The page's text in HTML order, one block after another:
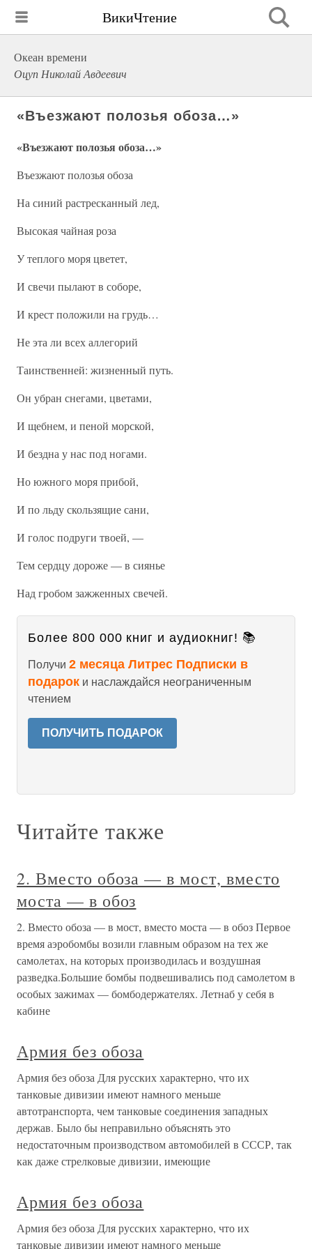
ВикиЧтение
Океан времени
Оцуп Николай Авдеевич
«Въезжают полозья обоза…»
«Въезжают полозья обоза…»
Въезжают полозья обоза
На синий растресканный лед,
Высокая чайная роза
У теплого моря цветет,
И свечи пылают в соборе,
И крест положили на грудь…
Не эта ли всех аллегорий
Таинственней: жизненный путь.
Он убран снегами, цветами,
И щебнем, и пеной морской,
И бездна у нас под ногами.
Но южного моря прибой,
И по льду скользящие сани,
И голос подруги твоей, —
Тем сердцу дороже — в сиянье
Над гробом зажженных свечей.
Более 800 000 книг и аудиокниг! 📚
Получи 2 месяца Литрес Подписки в
подарок и наслаждайся неограниченным
чтением
ПОЛУЧИТЬ ПОДАРОК
Читайте также
2. Вместо обоза — в мост, вместо
моста — в обоз
2. Вместо обоза — в мост, вместо моста — в обоз Первое
время аэробомбы возили главным образом на тех же
самолетах, на которых производилась и воздушная
разведка.Большие бомбы подвешивались под самолетом в
особых зажимах — бомбодержателях. Летнаб у себя в
кабине
Армия без обоза
Армия без обоза Для русских характерно, что их
танковые дивизии имеют намного меньше
автотранспорта, чем танковые соединения западных
держав. Было бы неправильно объяснять это
недостаточным производством автомобилей в СССР, так
как даже стрелковые дивизии, имеющие
Армия без обоза
Армия без обоза Для русских характерно, что их
танковые дивизии имеют намного меньше